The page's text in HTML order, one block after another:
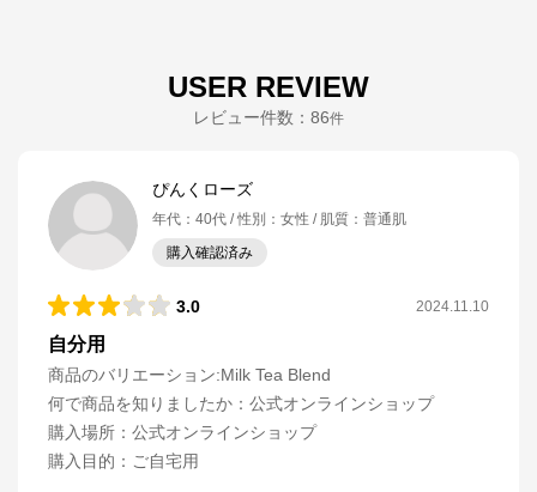
USER REVIEW
レビュー件数： 86件
ぴんくローズ
年代 ： 40代 性別 ： 女性 肌質 ： 普通肌
購入確認済み
3.0 2024.11.10
自分用
商品のバリエーション:Milk Tea Blend
何で商品を知りましたか ： 公式オンラインショップ
購入場所 ： 公式オンラインショップ
購入目的 ： ご自宅用